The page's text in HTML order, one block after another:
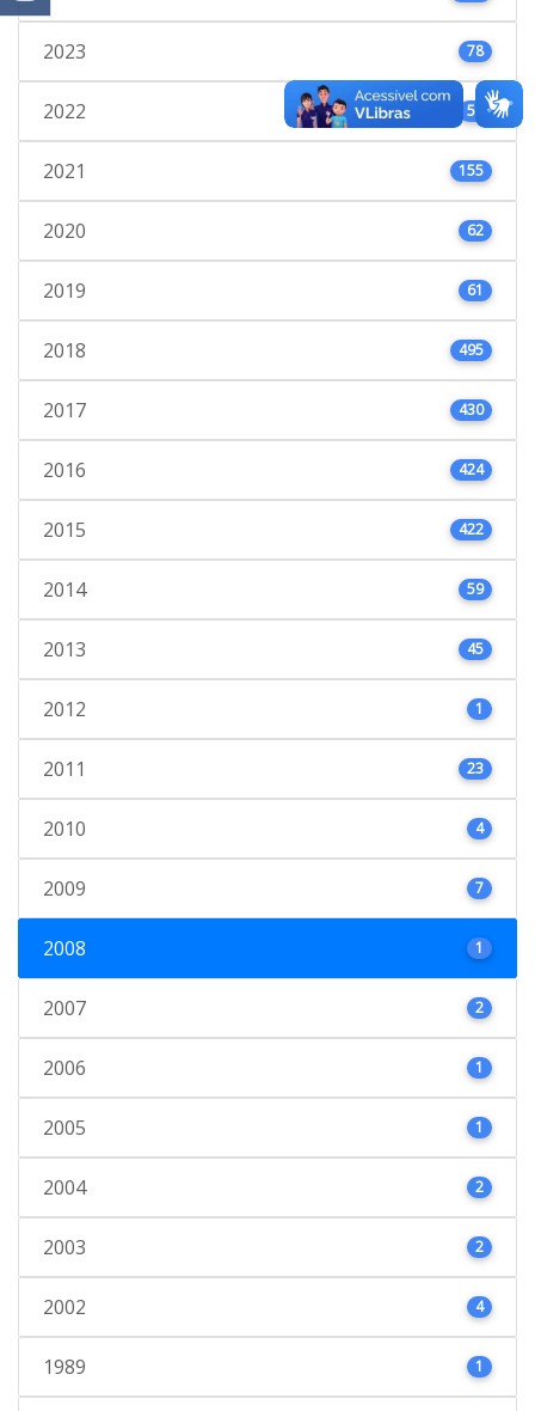
2023 78
2022 53
2021 155
2020 62
2019 61
2018 495
2017 430
2016 424
2015 422
2014 59
2013 45
2012 1
2011 23
2010 4
2009 7
2008 1
2007 2
2006 1
2005 1
2004 2
2003 2
2002 4
1989 1